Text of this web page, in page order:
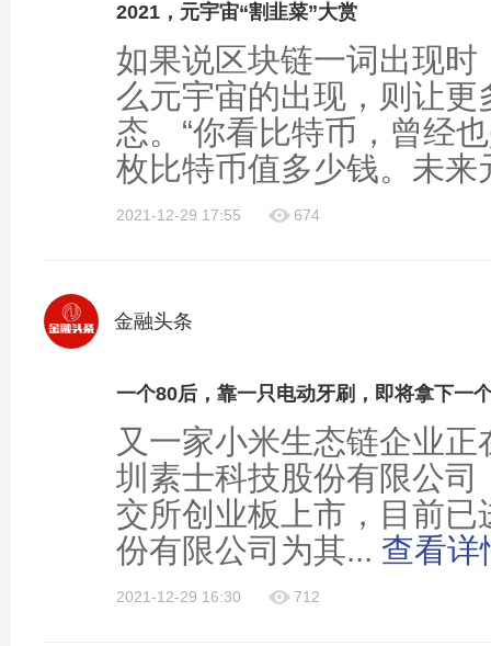
2021，元宇宙“割韭菜”大赏
如果说区块链一词出现
么元宇宙的出现，则让
态。“你看比特币，曾经
枚比特币值多少钱。未来
2021-12-29 17:55 674
金融头条
一个80后，靠一只电动牙刷，即将拿下一
又一家小米生态链企业
圳素士科技股份有限公司
交所创业板上市，目前
份有限公司为其... 查看详
2021-12-29 16:30 712